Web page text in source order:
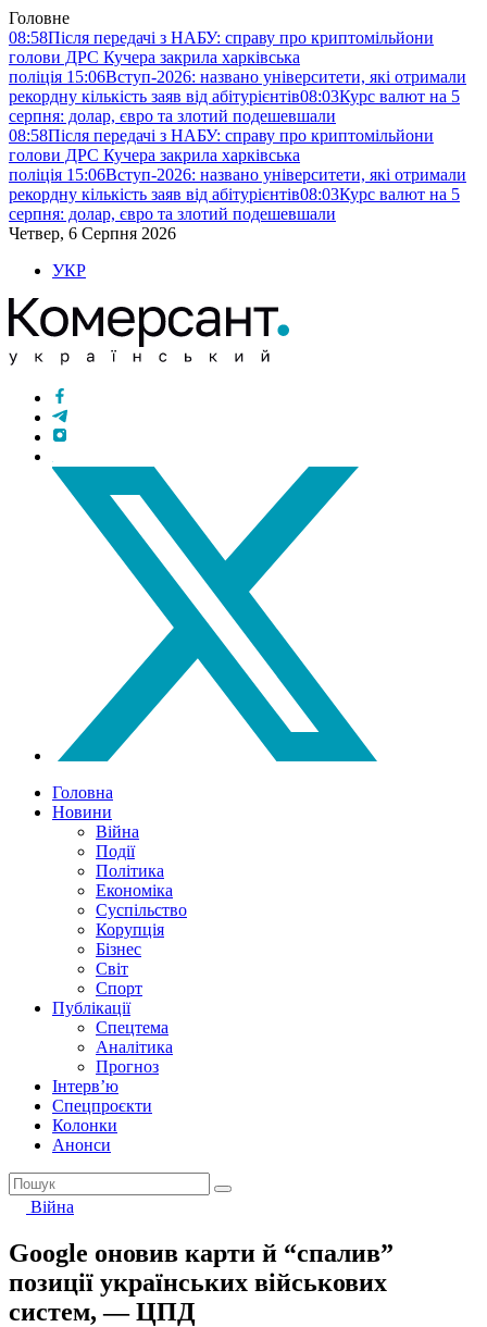
Головне
08:58Після передачі з НАБУ: справу про криптомільйони
голови ДРС Кучера закрила харківська
поліція 15:06Вступ-2026: названо університети, які отримали
рекордну кількість заяв від абітурієнтів08:03Курс валют на 5
серпня: долар, євро та злотий подешевшали
08:58Після передачі з НАБУ: справу про криптомільйони
голови ДРС Кучера закрила харківська
поліція 15:06Вступ-2026: названо університети, які отримали
рекордну кількість заяв від абітурієнтів08:03Курс валют на 5
серпня: долар, євро та злотий подешевшали
Четвер, 6 Серпня 2026
УКР
Головна
Новини
Війна
Події
Політика
Економіка
Суспільство
Корупція
Бізнес
Світ
Спорт
Публікації
Спецтема
Аналітика
Прогноз
Інтерв’ю
Спецпроєкти
Колонки
Анонси
Війна
Google оновив карти й “спалив”
позиції українських військових
систем, — ЦПД